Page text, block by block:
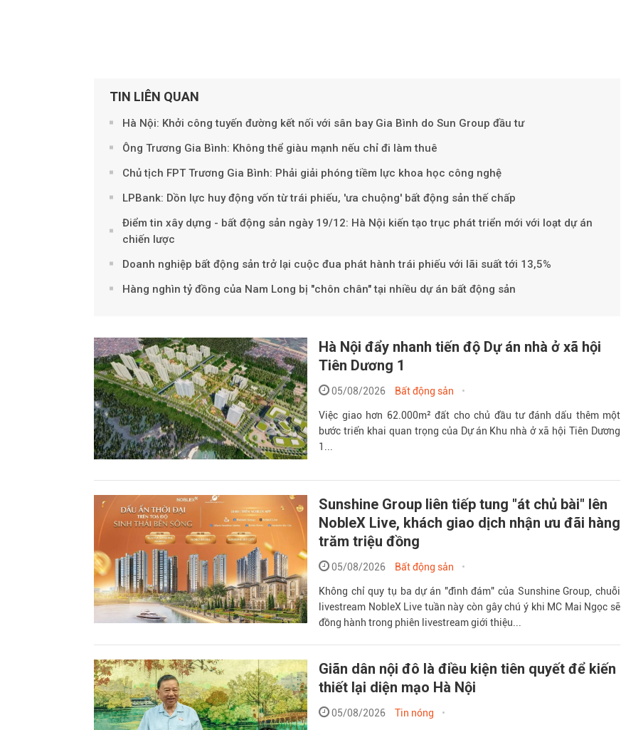
TIN LIÊN QUAN
Hà Nội: Khởi công tuyến đường kết nối với sân bay Gia Bình do Sun Group đầu tư
Ông Trương Gia Bình: Không thể giàu mạnh nếu chỉ đi làm thuê
Chủ tịch FPT Trương Gia Bình: Phải giải phóng tiềm lực khoa học công nghệ
LPBank: Dồn lực huy động vốn từ trái phiếu, 'ưa chuộng' bất động sản thế chấp
Điểm tin xây dựng - bất động sản ngày 19/12: Hà Nội kiến tạo trục phát triển mới với loạt dự án
chiến lược
Doanh nghiệp bất động sản trở lại cuộc đua phát hành trái phiếu với lãi suất tới 13,5%
Hàng nghìn tỷ đồng của Nam Long bị "chôn chân" tại nhiều dự án bất động sản
Hà Nội đẩy nhanh tiến độ Dự án nhà ở xã hội
Tiên Dương 1
05/08/2026 Bất động sản
Việc giao hơn 62.000m² đất cho chủ đầu tư đánh dấu thêm một
bước triển khai quan trọng của Dự án Khu nhà ở xã hội Tiên Dương
1...
Sunshine Group liên tiếp tung "át chủ bài" lên
NobleX Live, khách giao dịch nhận ưu đãi hàng
trăm triệu đồng
05/08/2026 Bất động sản
Không chỉ quy tụ ba dự án "đình đám" của Sunshine Group, chuỗi
livestream NobleX Live tuần này còn gây chú ý khi MC Mai Ngọc sẽ
đồng hành trong phiên livestream giới thiệu...
Giãn dân nội đô là điều kiện tiên quyết để kiến
thiết lại diện mạo Hà Nội
05/08/2026 Tin nóng